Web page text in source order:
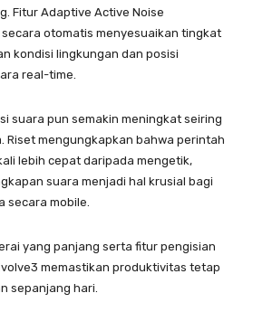
Fitur Adaptive Active Noise
otomatis menyesuaikan tingkat
kondisi lingkungan dan posisi
real-time.
suara pun semakin meningkat seiring
Riset mengungkapkan bahwa perintah
lebih cepat daripada mengetik,
suara menjadi hal krusial bagi
secara mobile.
yang panjang serta fitur pengisian
memastikan produktivitas tetap
sepanjang hari.